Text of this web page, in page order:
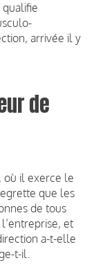
arrivée il y
de
où il exerce le
que les
de tous
et
a-t-elle
t-il.